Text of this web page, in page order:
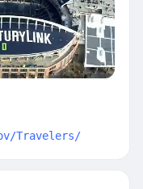
Travelers/